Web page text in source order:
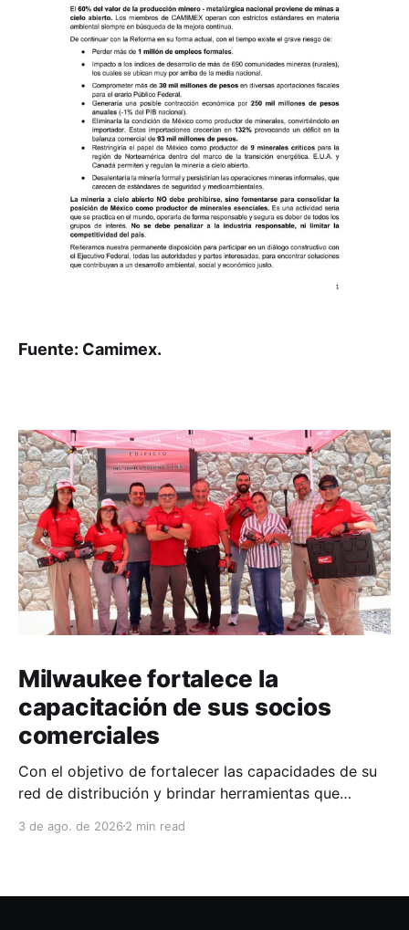
Fuente: Camimex.
Milwaukee fortalece la
capacitación de sus socios
comerciales
Con el objetivo de fortalecer las capacidades de su
red de distribución y brindar herramientas que
técnico, Milwaukee llevó a cabo una capacitación
distribuidor FiZac. La
3 de ago. de 2026 2 min read